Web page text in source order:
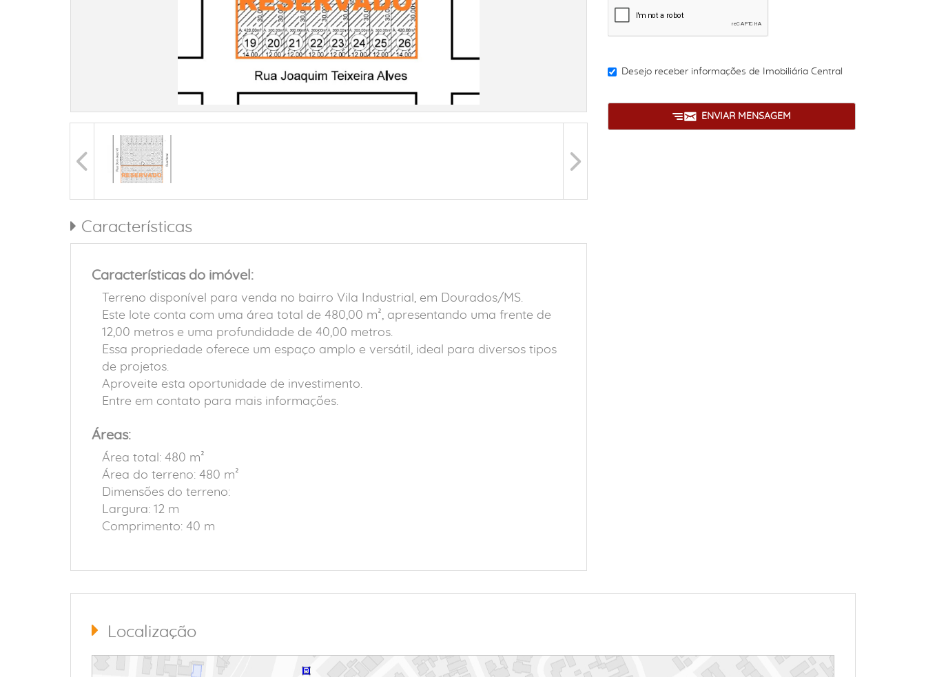
Desejo receber informações de Imobiliária Central
ENVIAR MENSAGEM
Características
Características do imóvel:
Terreno disponível para venda no bairro Vila Industrial, em Dourados/MS.
Este lote conta com uma área total de 480,00 m², apresentando uma frente de
12,00 metros e uma profundidade de 40,00 metros.
Essa propriedade oferece um espaço amplo e versátil, ideal para diversos tipos
de projetos.
Aproveite esta oportunidade de investimento.
Entre em contato para mais informações.
Áreas:
Área total: 480 m²
Área do terreno: 480 m²
Dimensões do terreno:
Largura: 12 m
Comprimento: 40 m
Localização